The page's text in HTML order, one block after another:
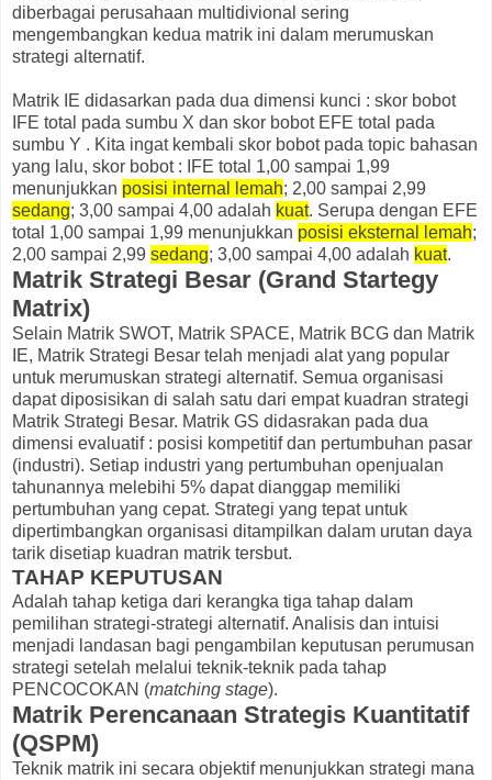
diberbagai perusahaan multidivional sering
mengembangkan kedua matrik ini dalam merumuskan
strategi alternatif.
Matrik IE didasarkan pada dua dimensi kunci : skor bobot
IFE total pada sumbu X dan skor bobot EFE total pada
sumbu Y . Kita ingat kembali skor bobot pada topic bahasan
yang lalu, skor bobot : IFE total 1,00 sampai 1,99
menunjukkan posisi internal lemah; 2,00 sampai 2,99
sedang; 3,00 sampai 4,00 adalah kuat. Serupa dengan EFE
total 1,00 sampai 1,99 menunjukkan posisi eksternal lemah;
2,00 sampai 2,99 sedang; 3,00 sampai 4,00 adalah kuat.
Matrik Strategi Besar (Grand Startegy
Matrix)
Selain Matrik SWOT, Matrik SPACE, Matrik BCG dan Matrik
IE, Matrik Strategi Besar telah menjadi alat yang popular
untuk merumuskan strategi alternatif. Semua organisasi
dapat diposisikan di salah satu dari empat kuadran strategi
Matrik Strategi Besar. Matrik GS didasrakan pada dua
dimensi evaluatif : posisi kompetitif dan pertumbuhan pasar
(industri). Setiap industri yang pertumbuhan openjualan
tahunannya melebihi 5% dapat dianggap memiliki
pertumbuhan yang cepat. Strategi yang tepat untuk
dipertimbangkan organisasi ditampilkan dalam urutan daya
tarik disetiap kuadran matrik tersbut.
TAHAP KEPUTUSAN
Adalah tahap ketiga dari kerangka tiga tahap dalam
pemilihan strategi-strategi alternatif. Analisis dan intuisi
menjadi landasan bagi pengambilan keputusan perumusan
strategi setelah melalui teknik-teknik pada tahap
PENCOCOKAN (matching stage).
Matrik Perencanaan Strategis Kuantitatif
(QSPM)
Teknik matrik ini secara objektif menunjukkan strategi mana